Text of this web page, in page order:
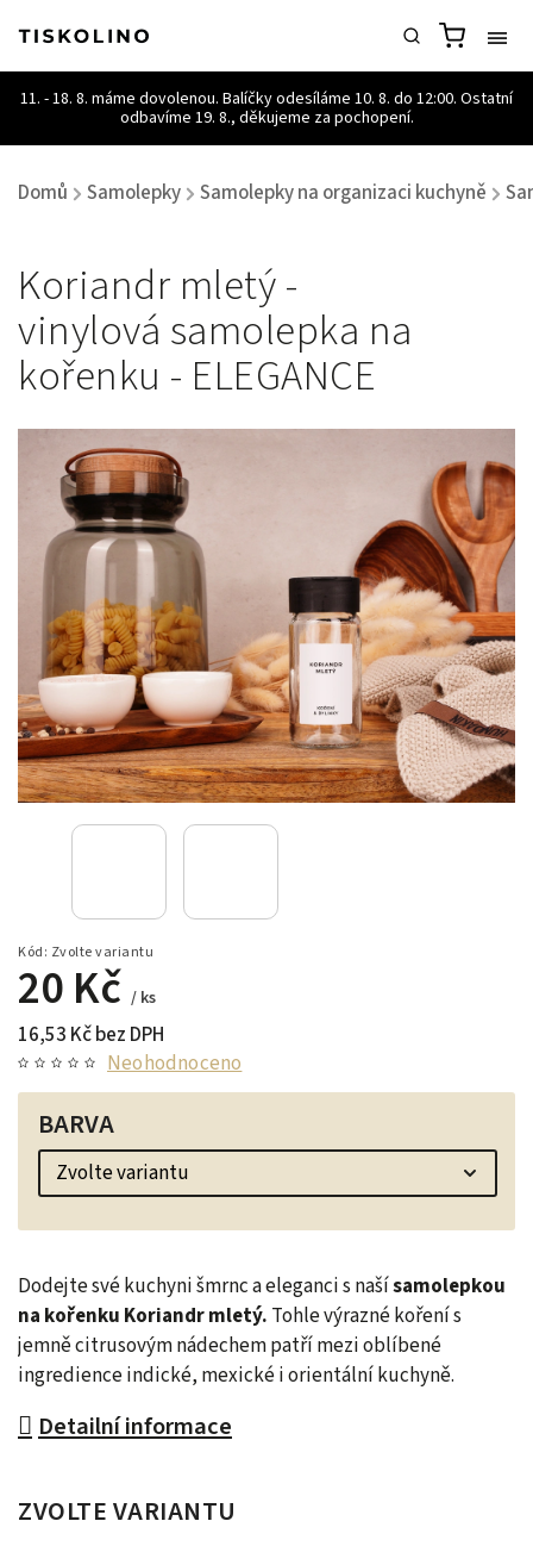
Domů / Samolepky / Samolepky na organizaci kuchyně /
Koriandr mletý -
vinylová samolepka na
kořenku - ELEGANCE
Kód: Zvolte variantu
20 Kč / ks
16,53 Kč bez DPH
Neohodnoceno
Dodejte své kuchyni šmrnc a eleganci s našísamolepkou
na kořenku Koriandr mletý. Tohle výrazné koření s
jemně citrusovým nádechem patří mezi oblíbené
ingredience indické, mexické i orientální kuchyně.
Detailní informace
BARVA
ZVOLTE VARIANTU